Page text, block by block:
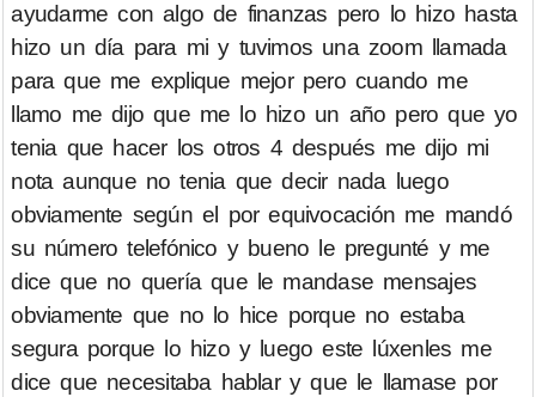
ayudarme con algo de finanzas pero lo hizo hasta
hizo un día para mi y tuvimos una zoom llamada
para que me explique mejor pero cuando me
llamo me dijo que me lo hizo un año pero que yo
tenia que hacer los otros 4 después me dijo mi
nota aunque no tenia que decir nada luego
obviamente según el por equivocación me mandó
su número telefónico y bueno le pregunté y me
dice que no quería que le mandase mensajes
obviamente que no lo hice porque no estaba
segura porque lo hizo y luego este lúxenles me
dice que necesitaba hablar y que le llamase por